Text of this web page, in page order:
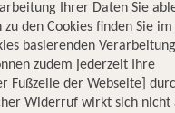
Ihrer Daten Sie
den Cookies finden Sie im
basierenden
zudem jederzeit Ihre
Fußzeile der Webseite]
Widerruf wirkt sich nicht